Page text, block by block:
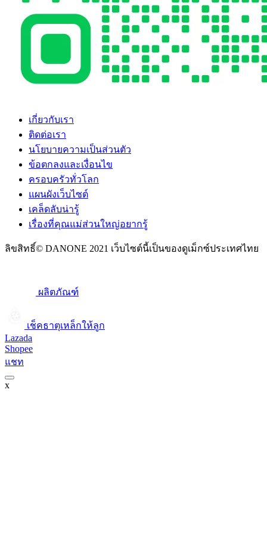
เกี่ยวกับเรา
ติดต่อเรา
นโยบายความเป็นส่วนตัว
ข้อตกลงและเงื่อนไข
ครอบครัวทั่วโลก
แผนผังเว็บไซต์
เคล็ดลับน่ารู้
เรื่องที่คุณแม่ส่วนใหญ่อยากรู้
ลิขสิทธิ์© DANONE 2021 เว็บไซต์นี้เป็นของดูเม็กซ์ประเทศไทย
ผลิตภัณฑ์
เช็คธาตุเหล็กให้ลูก​
Lazada
Shopee
แชท
x